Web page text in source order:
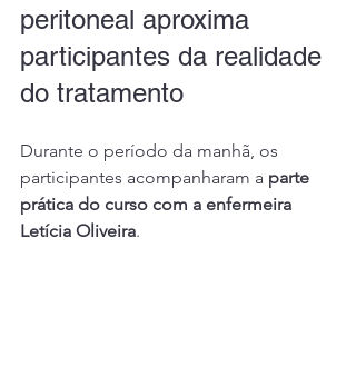
peritoneal aproxima
participantes da realidade
do tratamento
Durante o período da manhã, os
participantes acompanharam a parte
prática do curso com a enfermeira
Letícia Oliveira.